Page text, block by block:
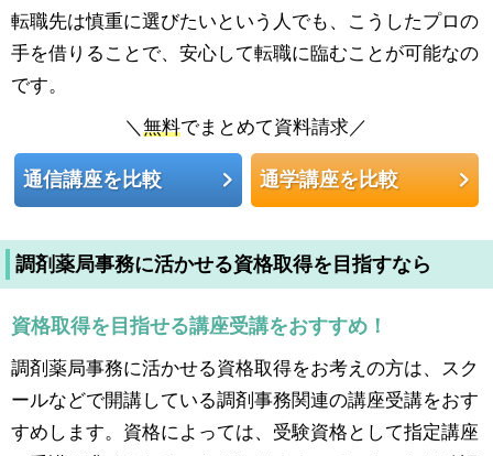
転職先は慎重に選びたいという人でも、こうしたプロの
手を借りることで、安心して転職に臨むことが可能なの
です。
＼無料でまとめて資料請求／
通信講座を比較 通学講座を比較
調剤薬局事務に活かせる資格取得を目指すなら
資格取得を目指せる講座受講をおすすめ！
調剤薬局事務に活かせる資格取得をお考えの方は、スク
ールなどで開講している調剤事務関連の講座受講をおす
すめします。資格によっては、受験資格として指定講座